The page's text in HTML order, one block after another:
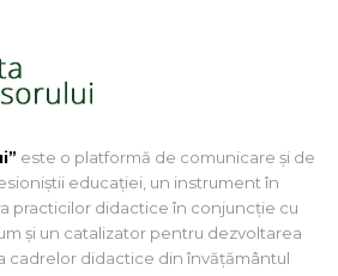
este o platformă de comunicare și de
educației, un instrument în
practicilor didactice în conjuncție cu
și un catalizator pentru dezvoltarea
cadrelor didactice din învățământul